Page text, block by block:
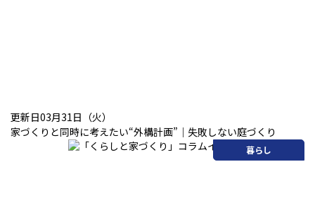
更新日03月31日（火）
家づくりと同時に考えたい“外構計画”｜失敗しない庭づくり
暮らし